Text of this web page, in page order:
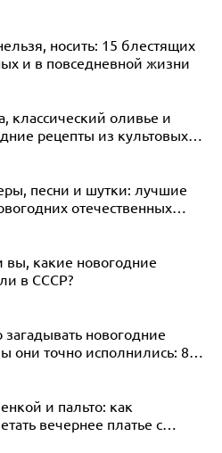
носить: 15 блестящих
и в повседневной жизни
классический оливье и
рецепты из культовых
песни и шутки: лучшие
отечественных
вы, какие новогодние
в СССР?
новогодние
они точно исполнились: 8
и пальто: как
вечернее платье с